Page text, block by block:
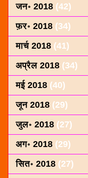
जन॰ 2018 (42)
फ़र॰ 2018 (34)
मार्च 2018 (41)
अप्रैल 2018 (34)
मई 2018 (40)
जून 2018 (29)
जुल॰ 2018 (27)
अग॰ 2018 (29)
सित॰ 2018 (27)